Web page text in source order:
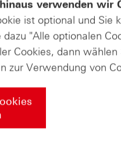
verwenden wir
ist optional und Sie
"Alle optionalen
Cookies, dann
zur Verwendung von